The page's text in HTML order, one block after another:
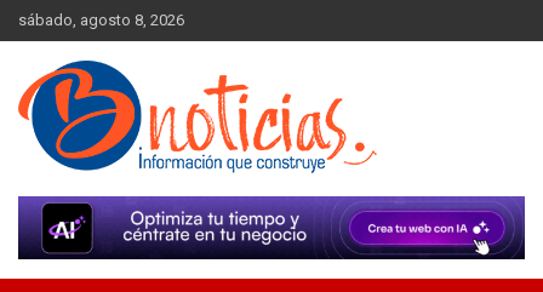
Skip
to
content
sábado, agosto 8, 2026
BNoticias